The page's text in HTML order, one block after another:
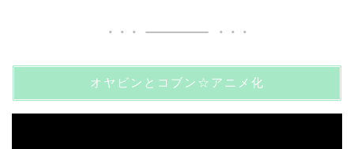
オヤビンとコブン☆アニメ化